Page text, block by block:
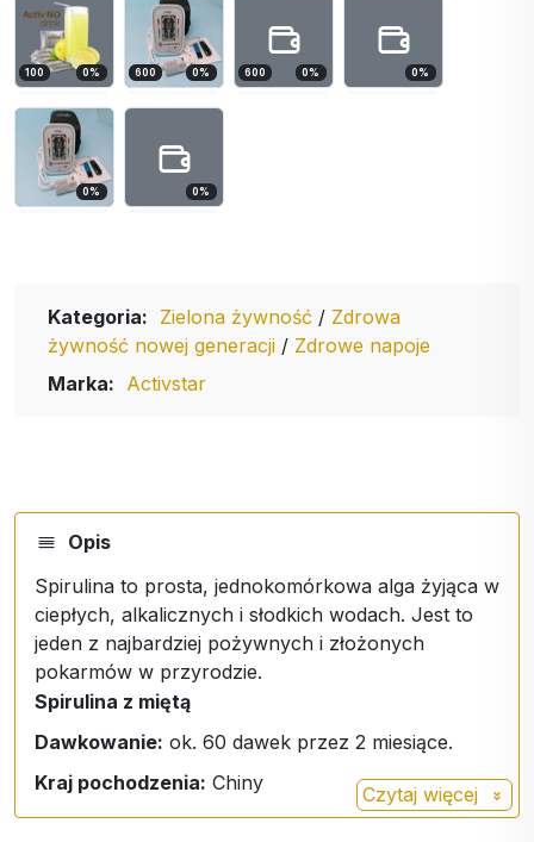
100 0% 600 0% 600 0% 0%
0% 0%
Kategoria: Zielona żywność / Zdrowa
żywność nowej generacji / Zdrowe napoje
Marka: Activstar
Opis
Spirulina to prosta, jednokomórkowa alga żyjąca w
ciepłych, alkalicznych i słodkich wodach. Jest to
jeden z najbardziej pożywnych i złożonych
pokarmów w przyrodzie.
Spirulina z miętą
Dawkowanie: ok. 60 dawek przez 2 miesiące.
Kraj pochodzenia: Chiny Czytaj więcej